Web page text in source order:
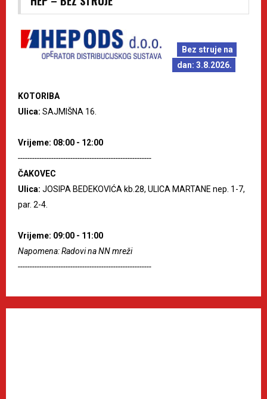
Bez struje na
dan: 3.8.2026.
KOTORIBA
Ulica: SAJMIŠNA 16.
Vrijeme: 08:00 - 12:00
--------------------------------------------------------
ČAKOVEC
Ulica: JOSIPA BEDEKOVIĆA kb.28, ULICA MARTANE nep. 1-7,
par. 2-4.
Vrijeme: 09:00 - 11:00
Napomena: Radovi na NN mreži
--------------------------------------------------------